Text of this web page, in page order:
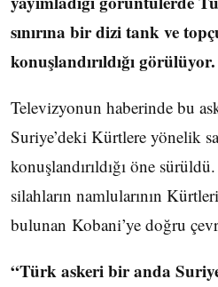
sınırına bir dizi tank ve
konuşlandırıldığı görülüyor.
Televizyonun haberinde bu
Suriye’deki Kürtlere yönelik
konuşlandırıldığı öne
silahların namlularının
bulunan Kobani’ye doğru
“Türk askeri bir anda